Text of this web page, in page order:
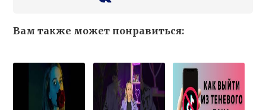
Вам также может понравиться: